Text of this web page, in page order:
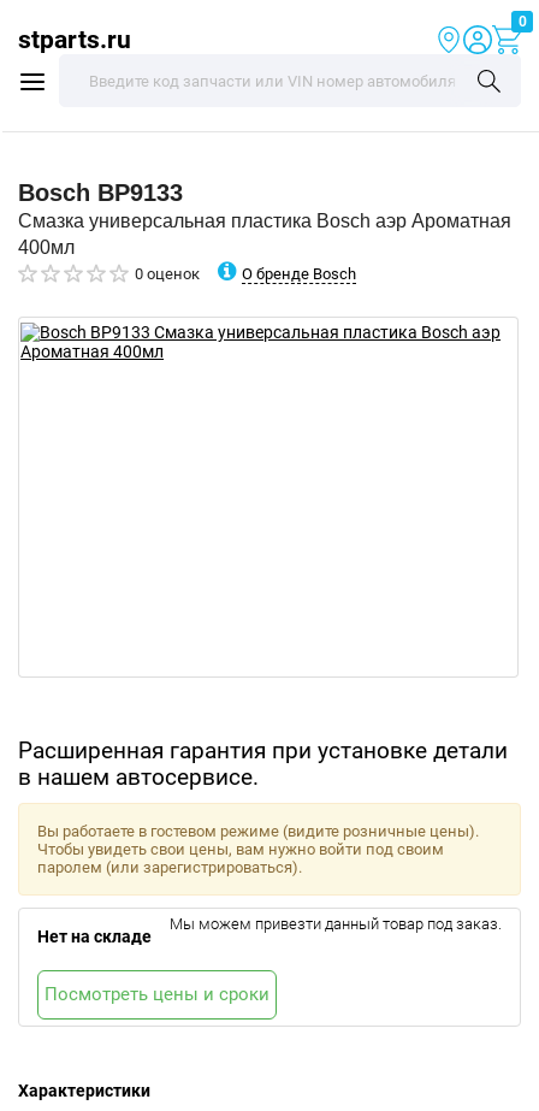
stparts.ru
0
Bosch BP9133
Смазка универсальная пластика Bosch аэр Ароматная
400мл
0 оценок О бренде Bosch
Расширенная гарантия при установке детали
в нашем автосервисе.
Характеристики
Вы работаете в гостевом режиме (видите розничные цены).
Чтобы увидеть свои цены, вам нужно войти под своим
паролем (или зарегистрироваться).
Нет на складе
Мы можем привезти данный товар под заказ.
Посмотреть цены и сроки